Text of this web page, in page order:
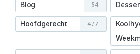
Blog 54
Hoofdgerecht 477